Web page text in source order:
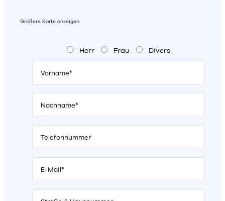
Größere Karte anzeigen
Herr Frau Divers